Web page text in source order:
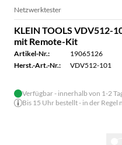
Netzwerktester
KLEIN TOOLS VDV512-
mit Remote-Kit
Artikel-Nr.:
19065126
Herst.-Art.-Nr.:
VDV512-101
Verfügbar - innerhalb von 1-2
Bis 15 Uhr bestellt - in der Regel